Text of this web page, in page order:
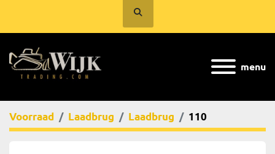
Zoek
menu
Voorraad Laadbrug Laadbrug 110